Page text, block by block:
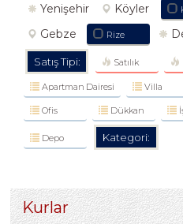
Yenişehir Köyler
Gebze
Rize
Satış Tipi: Satılık
Apartman Dairesi Villa
Ofis Dükkan
Depo Kategori:
Kurlar